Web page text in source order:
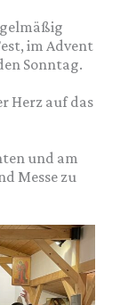
im Advent
Sonntag.
Herz auf das
und am
Messe zu